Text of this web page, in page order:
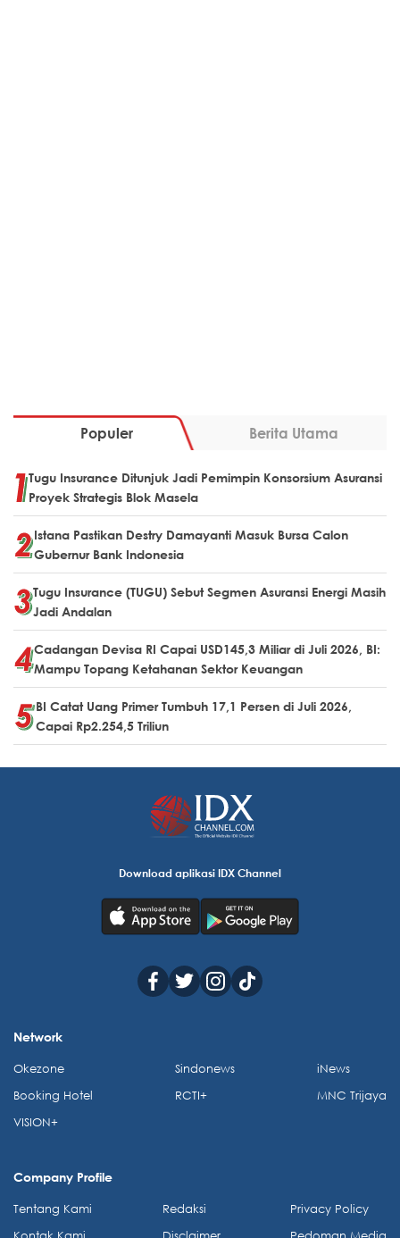
Populer Berita Utama
Tugu Insurance Ditunjuk Jadi Pemimpin Konsorsium Asuransi
Proyek Strategis Blok Masela
Istana Pastikan Destry Damayanti Masuk Bursa Calon
Gubernur Bank Indonesia
Tugu Insurance (TUGU) Sebut Segmen Asuransi Energi Masih
Jadi Andalan
Cadangan Devisa RI Capai USD145,3 Miliar di Juli 2026, BI:
Mampu Topang Ketahanan Sektor Keuangan
BI Catat Uang Primer Tumbuh 17,1 Persen di Juli 2026,
Capai Rp2.254,5 Triliun
Download aplikasi IDX Channel
Network
Okezone
Booking Hotel
VISION+
Sindonews
RCTI+
iNews
MNC Trijaya
Company Profile
Tentang Kami
Redaksi
Privacy Policy